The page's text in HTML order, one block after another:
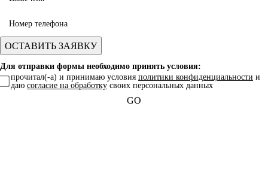
Для отправки формы необходимо принять условия:
прочитал(-а) и принимаю условия политики конфиденциальности и
даю согласие на обработку своих персональных данных
GO